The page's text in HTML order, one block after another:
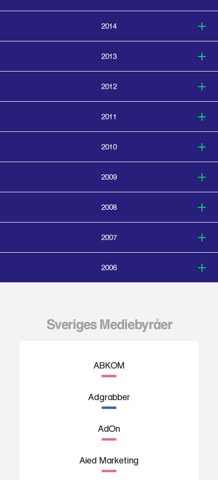
2014
2013
2012
2011
2010
2009
2008
2007
2006
Sveriges Mediebyråer
ABKOM
Adgrabber
AdOn
Aied Marketing